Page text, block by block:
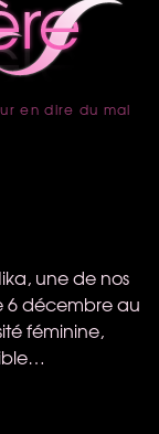
en dire du mal
une de nos
6 décembre au
féminine,